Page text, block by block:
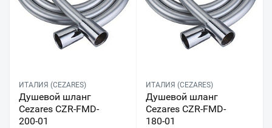
ИТАЛИЯ (CEZARES)
Душевой шланг
Cezares CZR-FMD-
200-01
ИТАЛИЯ (CEZARES)
Душевой шланг
Cezares CZR-FMD-
180-01